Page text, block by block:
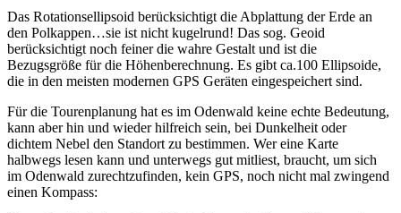
Das Rotationsellipsoid berücksichtigt die Abplattung der Erde an
den Polkappen…sie ist nicht kugelrund! Das sog. Geoid
berücksichtigt noch feiner die wahre Gestalt und ist die
Bezugsgröße für die Höhenberechnung. Es gibt ca.100 Ellipsoide,
die in den meisten modernen GPS Geräten eingespeichert sind.
Für die Tourenplanung hat es im Odenwald keine echte Bedeutung,
kann aber hin und wieder hilfreich sein, bei Dunkelheit oder
dichtem Nebel den Standort zu bestimmen. Wer eine Karte
halbwegs lesen kann und unterwegs gut mitliest, braucht, um sich
im Odenwald zurechtzufinden, kein GPS, noch nicht mal zwingend
einen Kompass: